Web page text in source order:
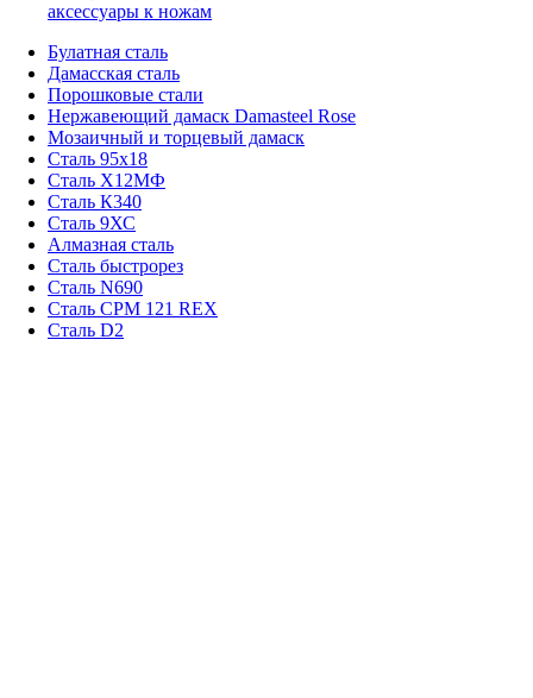
аксессуары к ножам
Булатная сталь
Дамасская сталь
Порошковые стали
Нержавеющий дамаск Damasteel Rose
Мозаичный и торцевый дамаск
Сталь 95х18
Сталь Х12МФ
Сталь К340
Сталь 9ХС
Алмазная сталь
Сталь быстрорез
Сталь N690
Сталь CPM 121 REX
Сталь D2